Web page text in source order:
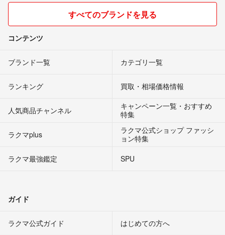
すべてのブランドを見る
コンテンツ
ブランド一覧 カテゴリ一覧
ランキング 買取・相場価格情報
人気商品チャンネル
キャンペーン一覧・おすすめ
特集
ラクマplus
ラクマ公式ショップ ファッシ
ョン特集
ラクマ最強鑑定
SPU
ガイド
ラクマ公式ガイド はじめての方へ